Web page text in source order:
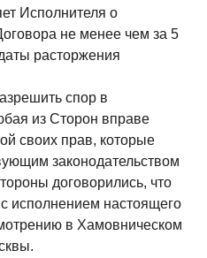
Исполнителя о
не менее чем за 5
расторжения
спор в
из Сторон вправе
своих прав, которые
законодательством
договорились, что
исполнением настоящего
в Хамовническом